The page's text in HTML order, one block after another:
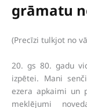
grāmatu
(Precīzi tulkjot no
20. gs 80. gadu
izpētei. Mani
ezera apkaimi un
meklējumi